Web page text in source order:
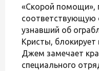
«Скорой помощи»,
узнавший об
Кристы,
Джем замечает
специального